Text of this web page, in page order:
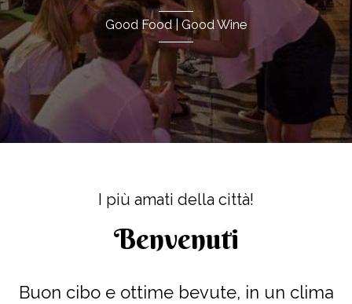
Good Food | Good Wine
I più amati della città!
Benvenuti
Buon cibo e ottime bevute, in un clima